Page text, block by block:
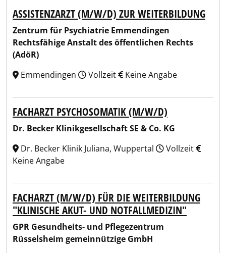
ASSISTENZARZT (M/W/D) ZUR WEITERBILDUNG
Zentrum für Psychiatrie Emmendingen
Rechtsfähige Anstalt des öffentlichen Rechts
(AdöR)
Emmendingen
Vollzeit Keine Angabe
FACHARZT PSYCHOSOMATIK (M/W/D)
Dr. Becker Klinikgesellschaft SE & Co. KG
Dr. Becker Klinik Juliana, Wuppertal
Vollzeit
Keine Angabe
FACHARZT (M/W/D) FÜR DIE WEITERBILDUNG
"KLINISCHE AKUT- UND NOTFALLMEDIZIN"
GPR Gesundheits- und Pflegezentrum
Rüsselsheim gemeinnützige GmbH